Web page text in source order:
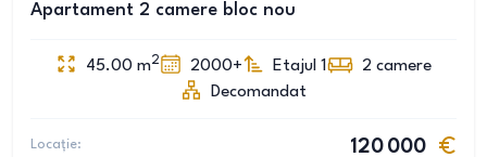
Apartament 2 camere bloc nou
45.00 m2 2000+ Etajul 1 2 camere
Decomandat
Locație:
120 000